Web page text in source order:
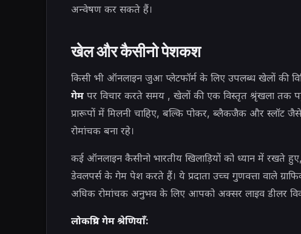
अन्वेषण कर सकते हैं।
खेल और कैसीनो पेशकश
किसी भी ऑनलाइन जुआ प्लेटफॉर्म के लिए उपलब्ध खेलों की
गेम पर विचार करते समय , खेलों की एक विस्तृत श्रृंखला तक
प्रारूपों में मिलनी चाहिए, बल्कि पोकर, ब्लैकजैक और स्लॉट
रोमांचक बना रहे।
कई ऑनलाइन कैसीनो भारतीय खिलाड़ियों को ध्यान में रखते
डेवलपर्स के गेम पेश करते हैं। ये प्रदाता उच्च गुणवत्ता वाले
अधिक रोमांचक अनुभव के लिए आपको अक्सर लाइव डीलर
लोकप्रिय गेम श्रेणियाँ: